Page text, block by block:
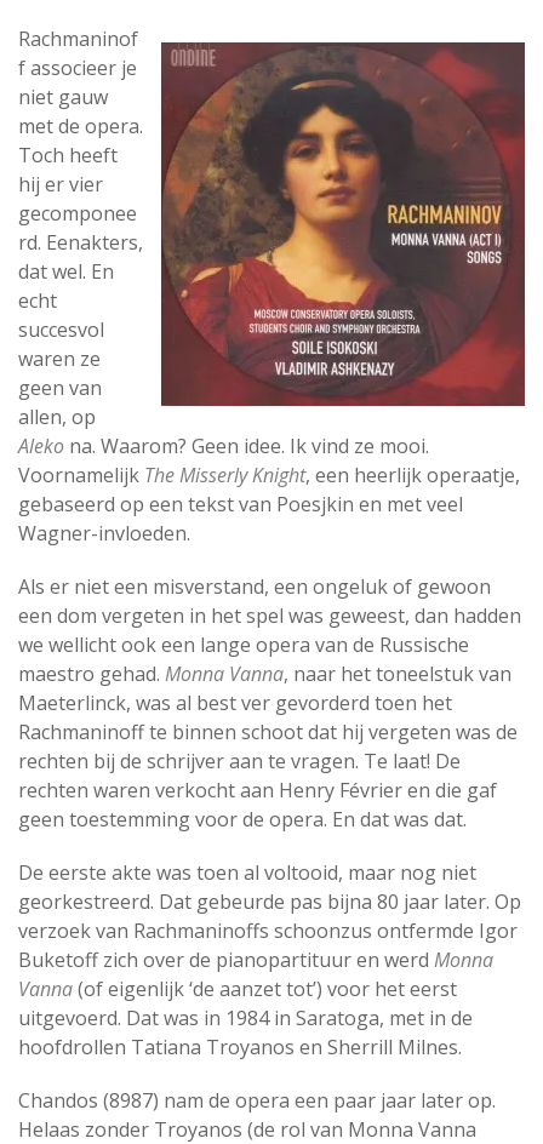
Rachmaninof
f associeer je
niet gauw
met de opera.
Toch heeft
hij er vier
gecomponee
rd. Eenakters,
dat wel. En
echt
succesvol
waren ze
geen van
allen, op
Aleko na. Waarom? Geen idee. Ik vind ze mooi.
Voornamelijk The Misserly Knight, een heerlijk operaatje,
gebaseerd op een tekst van Poesjkin en met veel
Wagner-invloeden.
Als er niet een misverstand, een ongeluk of gewoon
een dom vergeten in het spel was geweest, dan hadden
we wellicht ook een lange opera van de Russische
maestro gehad. Monna Vanna, naar het toneelstuk van
Maeterlinck, was al best ver gevorderd toen het
Rachmaninoff te binnen schoot dat hij vergeten was de
rechten bij de schrijver aan te vragen. Te laat! De
rechten waren verkocht aan Henry Février en die gaf
geen toestemming voor de opera. En dat was dat.
De eerste akte was toen al voltooid, maar nog niet
georkestreerd. Dat gebeurde pas bijna 80 jaar later. Op
verzoek van Rachmaninoffs schoonzus ontfermde Igor
Buketoff zich over de pianopartituur en werd Monna
Vanna(of eigenlijk ‘de aanzet tot’) voor het eerst
uitgevoerd. Dat was in 1984 in Saratoga, met in de
hoofdrollen Tatiana Troyanos en Sherrill Milnes.
Chandos (8987) nam de opera een paar jaar later op.
Helaas zonder Troyanos (de rol van Monna Vanna